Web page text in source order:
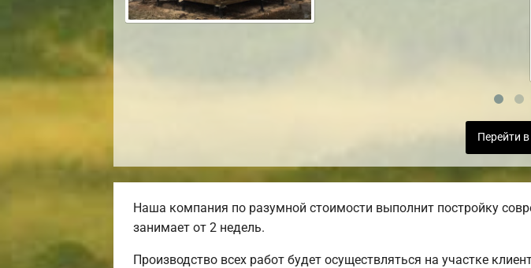
Перейти
Наша компания по разумной стоимости выполнит постройку
занимает от 2 недель.
Производство всех работ будет осуществляться на участке